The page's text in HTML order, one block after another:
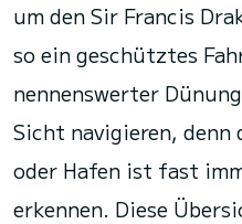
um den Sir Francis
so ein geschütztes
nennenswerter
Sicht navigieren, denn
oder Hafen ist fast
erkennen. Diese